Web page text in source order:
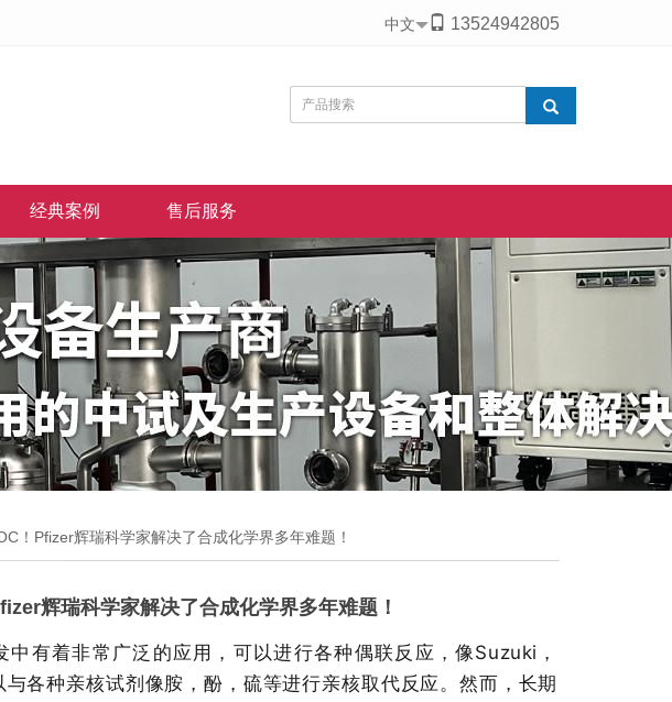
中文 13524942805
经典案例 售后服务
！Pfizer辉瑞科学家解决了合成化学界多年难题！
辉瑞科学家解决了合成化学界多年难题！
有着非常广泛的应用，可以进行各种偶联反应，像Suzuki，
各种亲核试剂像胺，酚，硫等进行亲核取代反应。然而，长期